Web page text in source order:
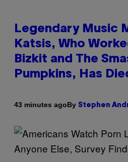
Legendary Music
Katsis, Who
Bizkit and The
Pumpkins, Has
43 minutes agoBy Stephen